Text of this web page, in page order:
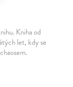
Kniha od
let, kdy se